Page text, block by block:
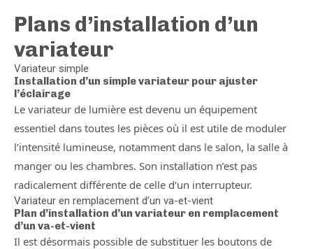
Plans d’installation d’un
variateur
Variateur simple
Installation d’un simple variateur pour ajuster
l’éclairage
Le variateur de lumière est devenu un équipement
essentiel dans toutes les pièces où il est utile de moduler
l’intensité lumineuse, notamment dans le salon, la salle à
manger ou les chambres. Son installation n’est pas
radicalement différente de celle d’un interrupteur.
Variateur en remplacement d’un va-et-vient
Plan d’installation d’un variateur en remplacement
d’un va-et-vient
Il est désormais possible de substituer les boutons de